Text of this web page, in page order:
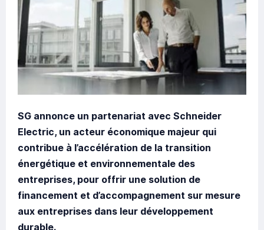
SG annonce un partenariat avec Schneider
Electric, un acteur économique majeur qui
contribue à l’accélération de la transition
énergétique et environnementale des
entreprises, pour offrir une solution de
financement et d’accompagnement sur mesure
aux entreprises dans leur développement
durable.